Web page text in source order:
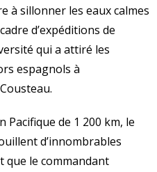
à sillonner les eaux calmes
d’expéditions de
qui a attiré les
espagnols à
Pacifique de 1 200 km, le
d’innombrables
le commandant